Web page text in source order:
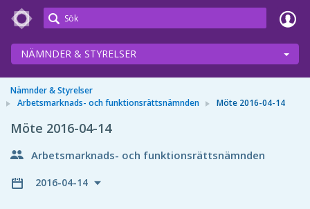
Meetings+
NÄMNDER & STYRELSER
Nämnder & Styrelser
Arbetsmarknads- och funktionsrättsnämnden
Möte 2016-04-14
Möte 2016-04-14
Arbetsmarknads- och funktionsrättsnämnden
2016-04-14